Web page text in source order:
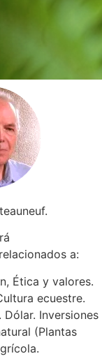
a:
Ética y valores.
ecuestre.
Inversiones
(Plantas